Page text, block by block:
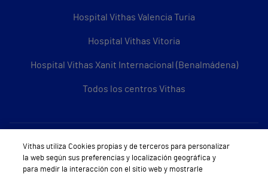
Hospital Vithas Valencia Turia
Hospital Vithas Vitoria
Hospital Vithas Xanit Internacional (Benalmádena)
Todos los centros Vithas
Sobre Vithas
Quiénes somos
Vithas utiliza Cookies propias y de terceros para personalizar
la web según sus preferencias y localización geográfica y
para medir la interacción con el sitio web y mostrarle